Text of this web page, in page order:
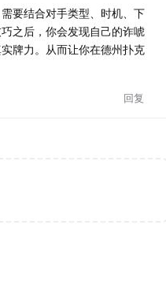
要结合对手类型、时机、下
之后，你会发现自己的诈唬
牌力。从而让你在德州扑克
回复